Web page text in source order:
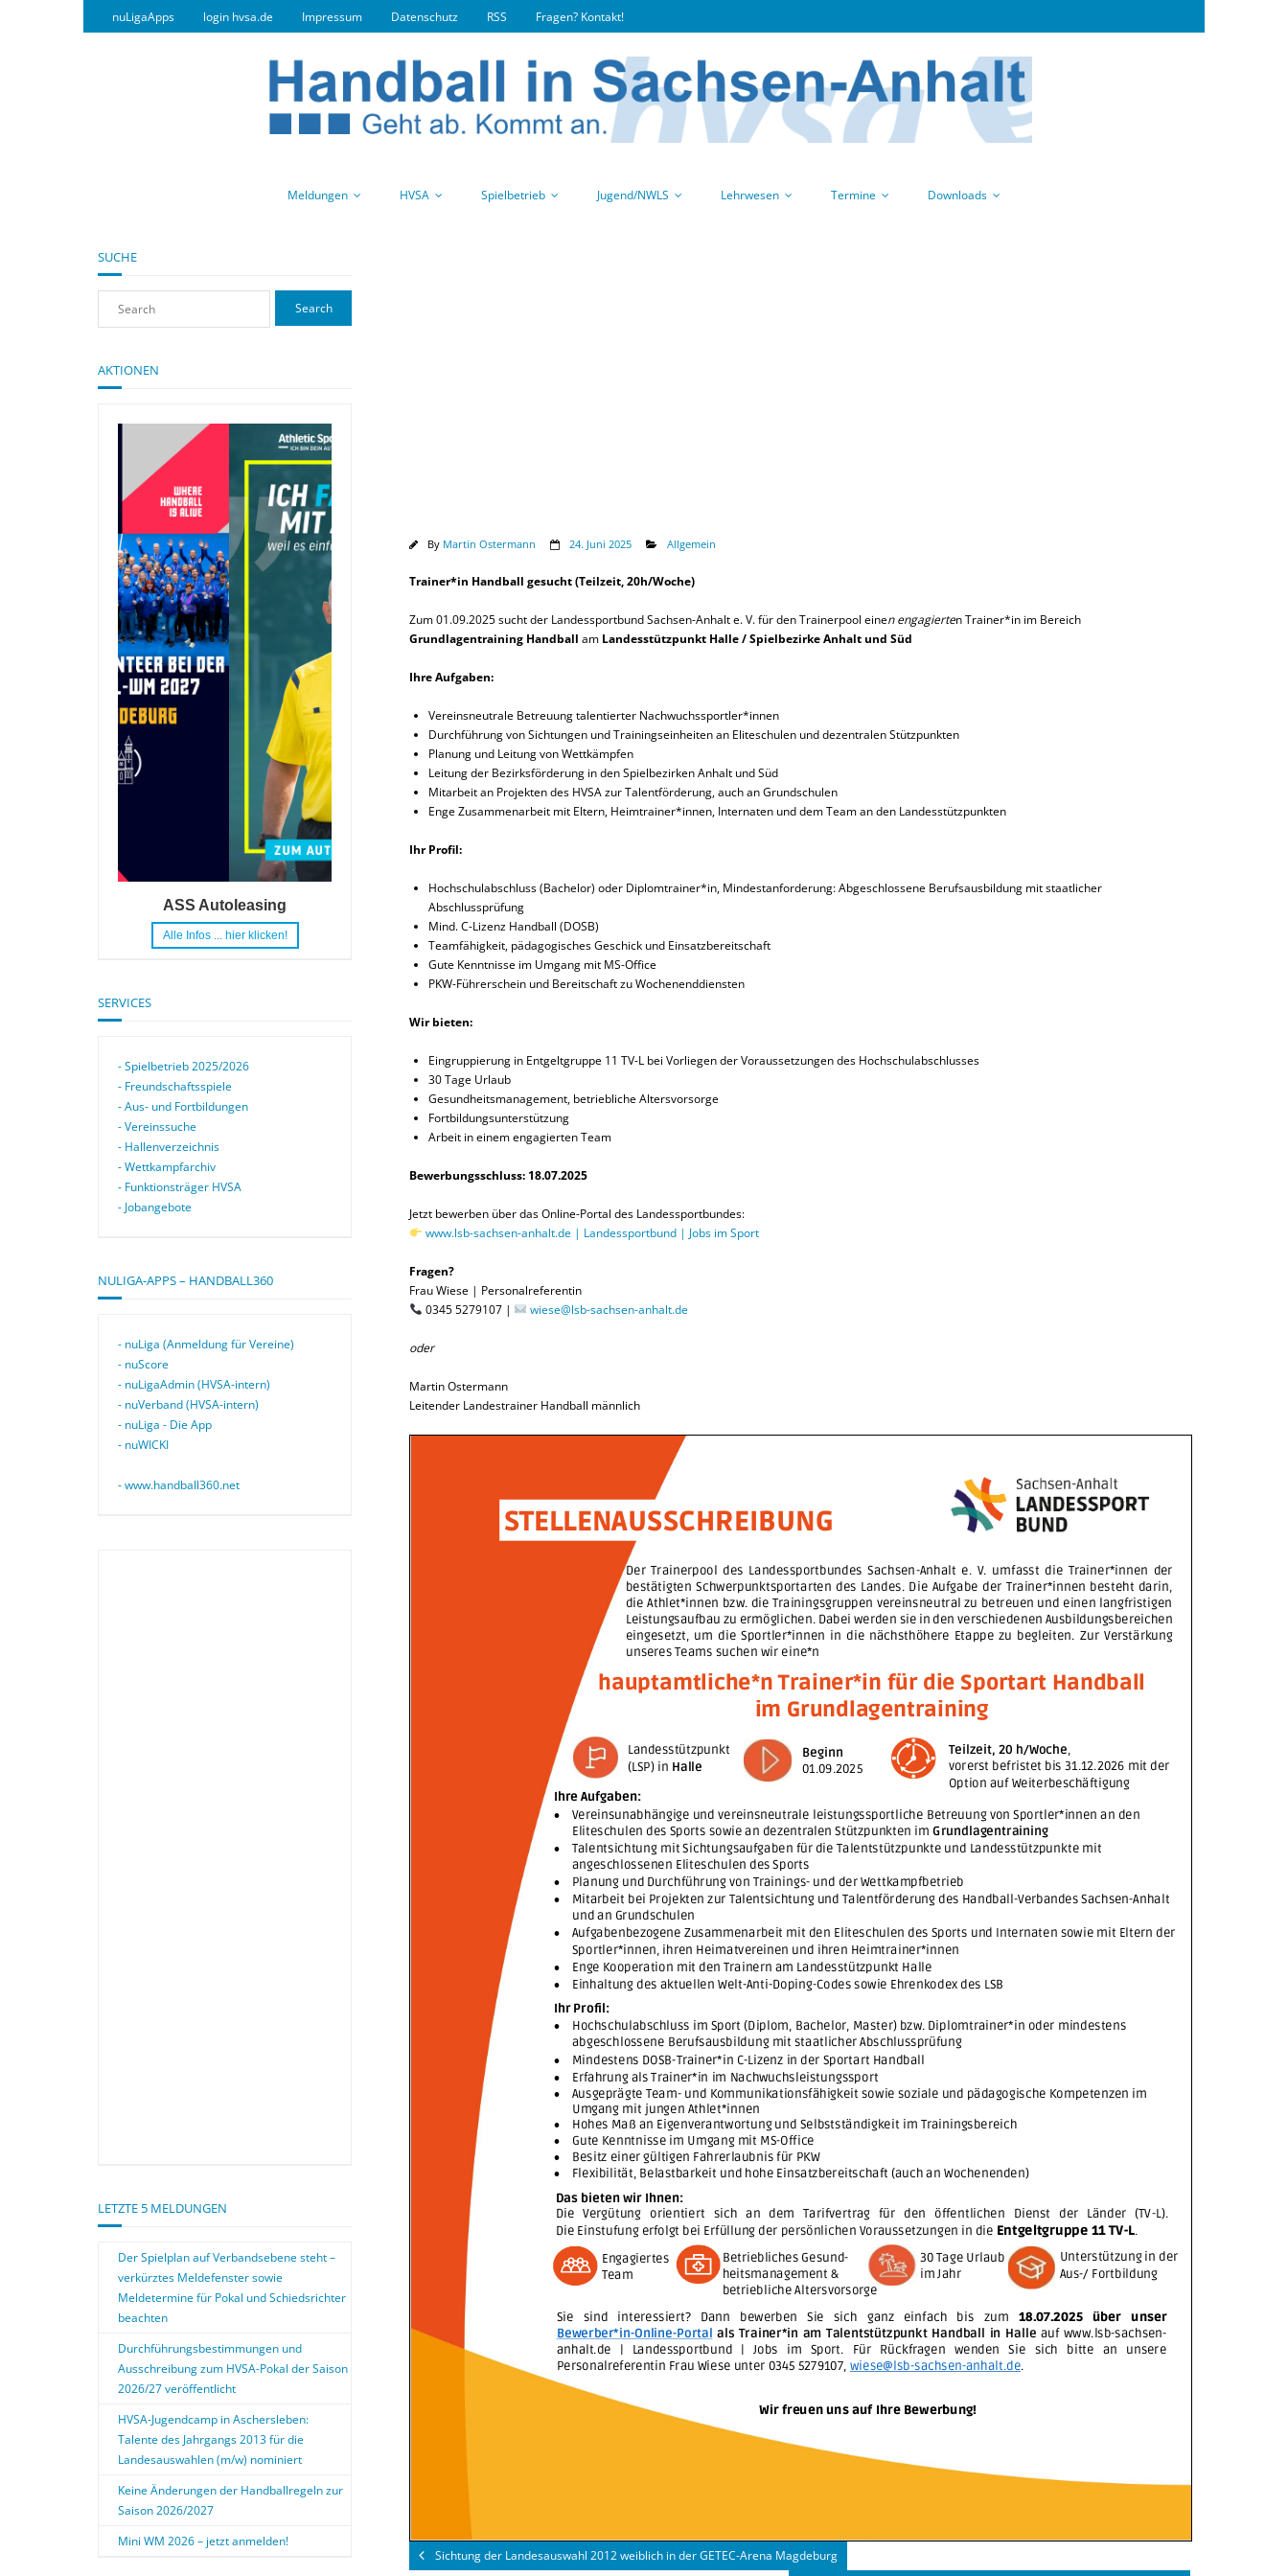
nuLigaApps login hvsa.de Impressum Datenschutz RSS Fragen? Kontakt!
Meldungen HVSA Spielbetrieb Jugend/NWLS Lehrwesen Termine Downloads
By Martin Ostermann 24. Juni 2025 Allgemein
Trainer*in Handball gesucht (Teilzeit, 20h/Woche)
Zum 01.09.2025 sucht der Landessportbund Sachsen-Anhalt e. V. für den Trainerpool einen engagierten Trainer*in im Bereich
Grundlagentraining Handball am Landesstützpunkt Halle / Spielbezirke Anhalt und Süd
Ihre Aufgaben:
Vereinsneutrale Betreuung talentierter Nachwuchssportler*innen
Durchführung von Sichtungen und Trainingseinheiten an Eliteschulen und dezentralen Stützpunkten
Planung und Leitung von Wettkämpfen
Leitung der Bezirksförderung in den Spielbezirken Anhalt und Süd
Mitarbeit an Projekten des HVSA zur Talentförderung, auch an Grundschulen
Enge Zusammenarbeit mit Eltern, Heimtrainer*innen, Internaten und dem Team an den Landesstützpunkten
Ihr Profil:
Hochschulabschluss (Bachelor) oder Diplomtrainer*in, Mindestanforderung: Abgeschlossene Berufsausbildung mit staatlicher
Abschlussprüfung
Mind. C-Lizenz Handball (DOSB)
Teamfähigkeit, pädagogisches Geschick und Einsatzbereitschaft
Gute Kenntnisse im Umgang mit MS-Office
PKW-Führerschein und Bereitschaft zu Wochenenddiensten
Wir bieten:
Eingruppierung in Entgeltgruppe 11 TV-L bei Vorliegen der Voraussetzungen des Hochschulabschlusses
30 Tage Urlaub
Gesundheitsmanagement, betriebliche Altersvorsorge
Fortbildungsunterstützung
Arbeit in einem engagierten Team
Bewerbungsschluss: 18.07.2025
Jetzt bewerben über das Online-Portal des Landessportbundes:
www.lsb-sachsen-anhalt.de | Landessportbund | Jobs im Sport
Fragen?
Frau Wiese | Personalreferentin
0345 5279107 |
wiese@lsb-sachsen-anhalt.de
oder
Martin Ostermann
Leitender Landestrainer Handball männlich
Sichtung der Landesauswahl 2012 weiblich in der GETEC-Arena Magdeburg
SUCHE
AKTIONEN
ASS Autoleasing
Alle Infos ... hier klicken!
SERVICES
- Spielbetrieb 2025/2026
- Freundschaftsspiele
- Aus- und Fortbildungen
- Vereinssuche
- Hallenverzeichnis
- Wettkampfarchiv
- Funktionsträger HVSA
- Jobangebote
NULIGA-APPS – HANDBALL360
- nuLiga (Anmeldung für Vereine)
- nuScore
- nuLigaAdmin (HVSA-intern)
- nuVerband (HVSA-intern)
- nuLiga - Die App
- nuWICKI
- www.handball360.net
LETZTE 5 MELDUNGEN
Der Spielplan auf Verbandsebene steht –
verkürztes Meldefenster sowie
Meldetermine für Pokal und Schiedsrichter
beachten
Durchführungsbestimmungen und
Ausschreibung zum HVSA-Pokal der Saison
2026/27 veröffentlicht
HVSA-Jugendcamp in Aschersleben:
Talente des Jahrgangs 2013 für die
Landesauswahlen (m/w) nominiert
Keine Änderungen der Handballregeln zur
Saison 2026/2027
Mini WM 2026 – jetzt anmelden!